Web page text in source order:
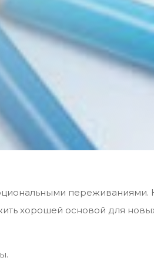
переживаниями.
хорошей основой для